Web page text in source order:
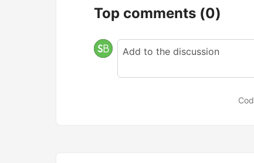
Top comments (0)